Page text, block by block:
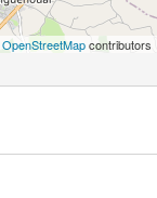
OpenStreetMapcontributors